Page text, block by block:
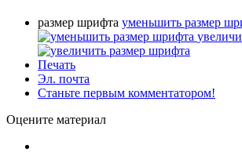
размер шрифта уменьшить размер
Печать
Эл. почта
Станьте первым комментатором!
Оцените материал